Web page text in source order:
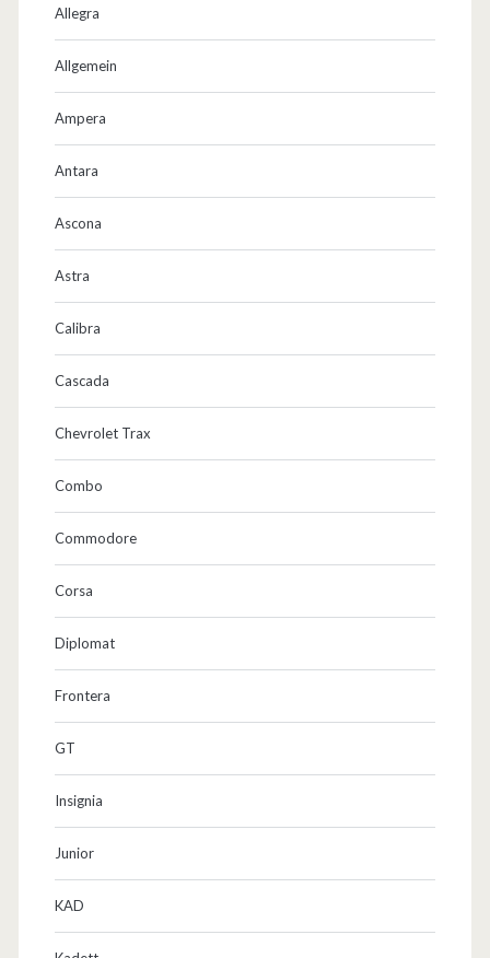
Allegra
Allgemein
Ampera
Antara
Ascona
Astra
Calibra
Cascada
Chevrolet Trax
Combo
Commodore
Corsa
Diplomat
Frontera
GT
Insignia
Junior
KAD